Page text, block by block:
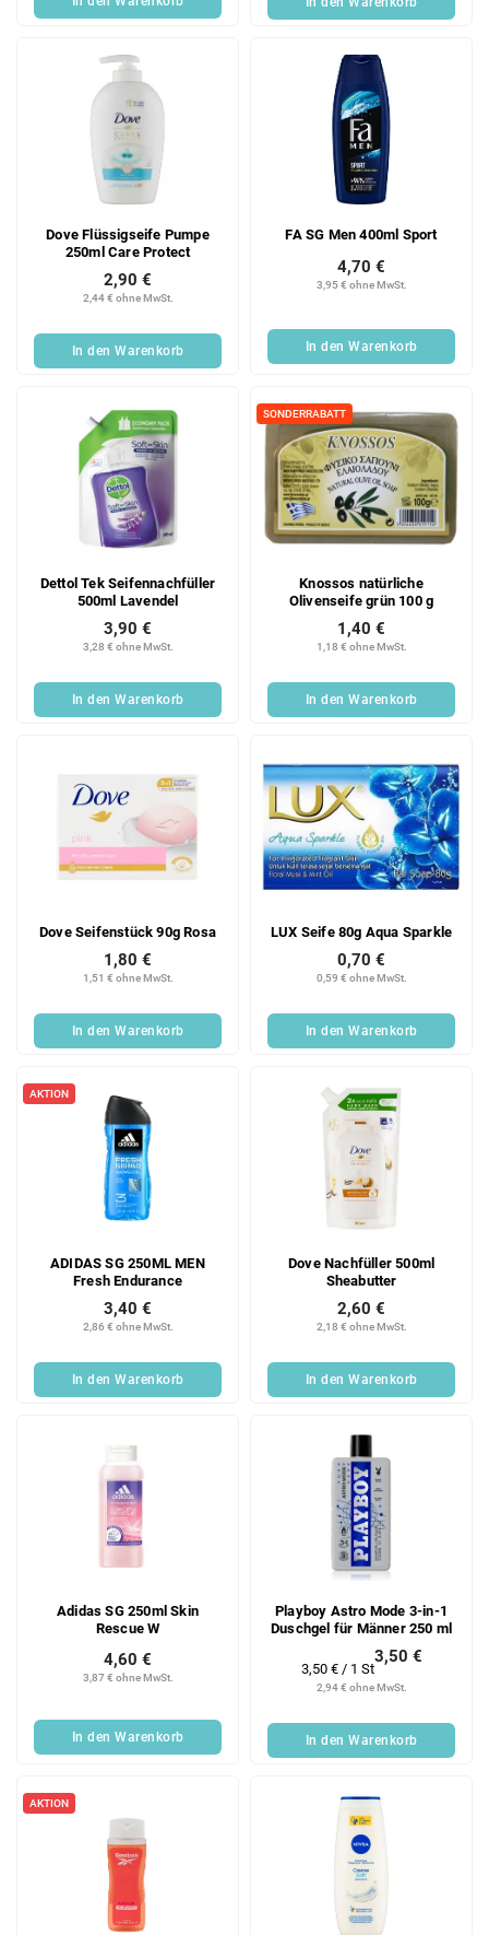
Dove Flüssigseife Pumpe
250ml Care Protect
2,44 € ohne MwSt.
2,90 €
In den Warenkorb
FA SG Men 400ml Sport
3,95 € ohne MwSt.
4,70 €
In den Warenkorb
Dettol Tek Seifennachfüller
500ml Lavendel
3,28 € ohne MwSt.
3,90 €
In den Warenkorb
SONDERRABATT
Knossos natürliche
Olivenseife grün 100 g
1,18 € ohne MwSt.
1,40 €
In den Warenkorb
Dove Seifenstück 90g Rosa
1,51 € ohne MwSt.
1,80 €
In den Warenkorb
LUX Seife 80g Aqua Sparkle
0,59 € ohne MwSt.
0,70 €
In den Warenkorb
AKTION
ADIDAS SG 250ML MEN
Fresh Endurance
2,86 € ohne MwSt.
3,40 €
In den Warenkorb
Dove Nachfüller 500ml
Sheabutter
2,18 € ohne MwSt.
2,60 €
In den Warenkorb
Adidas SG 250ml Skin
Rescue W
3,87 € ohne MwSt.
4,60 €
In den Warenkorb
Playboy Astro Mode 3-in-1
Duschgel für Männer 250 ml
2,94 € ohne MwSt.
3,50 €
Verkaufspreis:
3,50 € / 1 St
In den Warenkorb
AKTION